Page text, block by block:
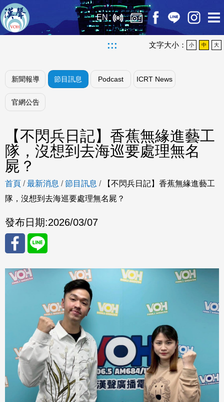
EN
::: 文字大小： 小 中 大
新聞報導 節目訊息 Podcast ICRT News
官網公告
【不閃兵日記】香蕉無緣進藝工
隊，沒想到去海巡要處理無名
屍？
首頁 /最新消息 /節目訊息 /
【不閃兵日記】香蕉無緣進藝工
隊，沒想到去海巡要處理無名屍？
發布日期:2026/03/07
分享
ok
分享
Line